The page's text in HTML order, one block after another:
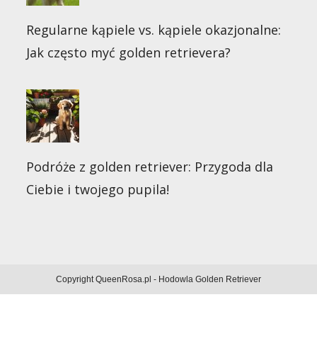
Regularne kąpiele vs. kąpiele okazjonalne:
Jak często myć golden retrievera?
Podróże z golden retriever: Przygoda dla
Ciebie i twojego pupila!
Copyright QueenRosa.pl - Hodowla Golden Retriever